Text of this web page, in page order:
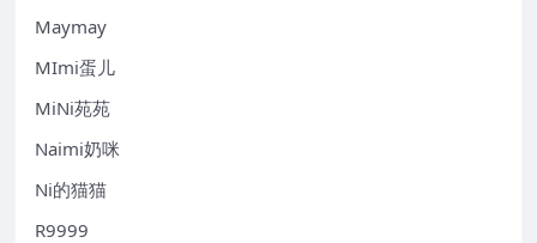
Maymay
MImi蛋儿
MiNi苑苑
Naimi奶咪
Ni的猫猫
R9999